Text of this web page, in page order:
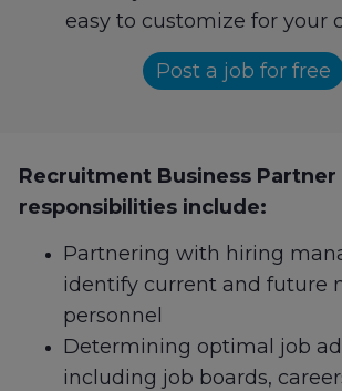
easy to customize for your
Post a job for free
Recruitment Business Partner
responsibilities include:
Partnering with hiring
identify current and future
personnel
Determining optimal job
including job boards,